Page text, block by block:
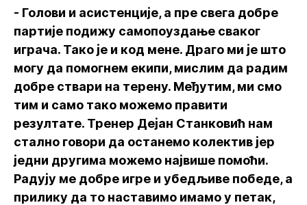
- Голови и асистенције, а пре свега добре
партије подижу самопоуздање сваког
играча. Тако је и код мене. Драго ми је што
могу да помогнем екипи, мислим да радим
добре ствари на терену. Међутим, ми смо
тим и само тако можемо правити
резултате. Тренер Дејан Станковић нам
стално говори да останемо колектив јер
једни другима можемо највише помоћи.
Радују ме добре игре и убедљиве победе, а
прилику да то наставимо имамо у петак,